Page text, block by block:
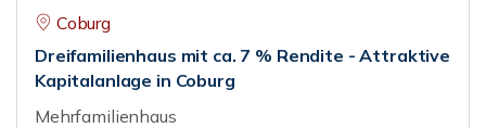
Coburg
Dreifamilienhaus mit ca. 7 % Rendite - Attraktive
Kapitalanlage in Coburg
Mehrfamilienhaus